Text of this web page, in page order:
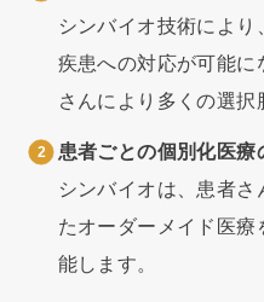
シンバイオ技術によ
疾患への対応が可能
さんにより多くの選択
患者ごとの個別化医療
シンバイオは、患者
たオーダーメイド医
能します。